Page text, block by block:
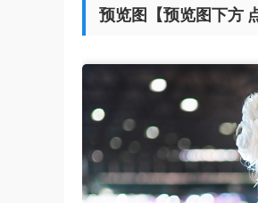
预览图【预览图下方